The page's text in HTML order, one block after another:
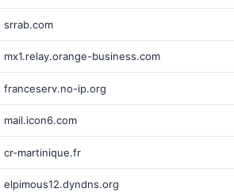
srrab.com
business.com
franceserv.no-ip.org
cr-martinique.fr